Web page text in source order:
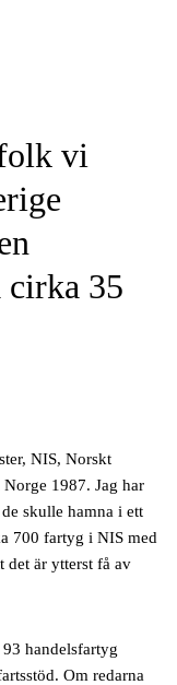
vi
cirka 35
NIS, Norskt
1987. Jag har
skulle hamna i ett
700 fartyg i NIS med
det är ytterst få av
handelsfartyg
Om redarna